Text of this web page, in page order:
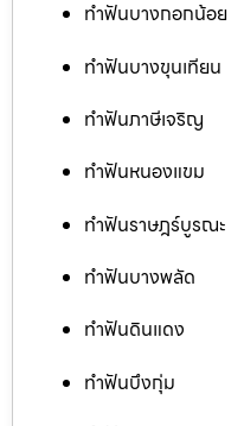
ทำฟันบางกอกน้อย
ทำฟันบางขุนเทียน
ทำฟันภาษีเจริญ
ทำฟันหนองแขม
ทำฟันราษฎร์บูรณะ
ทำฟันบางพลัด
ทำฟันดินแดง
ทำฟันบึงกุ่ม